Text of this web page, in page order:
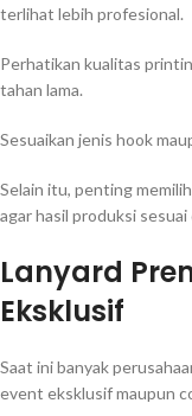
terlihat lebih profesional.
Perhatikan kualitas
tahan lama.
Sesuaikan jenis hook
Selain itu, penting
agar hasil produksi
Lanyard
Eksklusif
Saat ini banyak
event eksklusif maupun